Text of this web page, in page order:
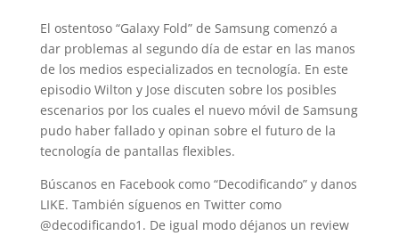
El ostentoso “Galaxy Fold” de Samsung comenzó a
dar problemas al segundo día de estar en las manos
de los medios especializados en tecnología. En este
episodio Wilton y Jose discuten sobre los posibles
escenarios por los cuales el nuevo móvil de Samsung
pudo haber fallado y opinan sobre el futuro de la
tecnología de pantallas flexibles.
Búscanos en Facebook como “Decodificando” y danos
LIKE. También síguenos en Twitter como
@decodificando1. De igual modo déjanos un review